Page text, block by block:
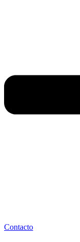
Contacto